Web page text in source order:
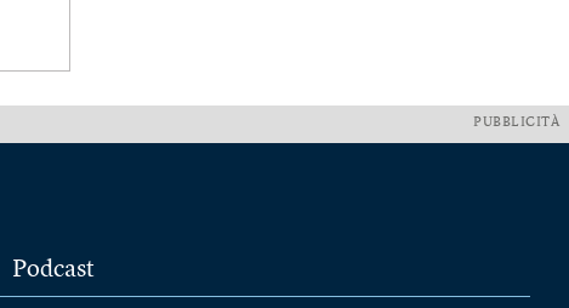
PUBBLICITÀ
Podcast